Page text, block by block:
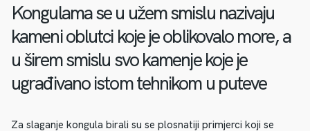
Kongulama se u užem smislu nazivaju
kameni oblutci koje je oblikovalo more, a
u širem smislu svo kamenje koje je
ugrađivano istom tehnikom u puteve
Za slaganje kongula birali su se plosnatiji primjerci koji se